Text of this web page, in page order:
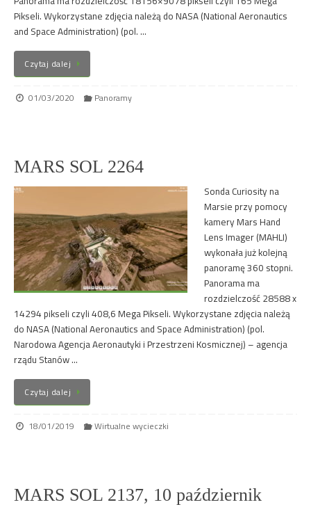
Pikseli. Wykorzystane zdjęcia należą do NASA (National Aeronautics
and Space Administration) (pol. …
Czytaj dalej
01/03/2020 Panoramy
MARS SOL 2264
Sonda Curiosity na
Marsie przy pomocy
kamery Mars Hand
Lens Imager (MAHLI)
wykonała już kolejną
panoramę 360 stopni.
Panorama ma
rozdzielczość 28588 x
14294 pikseli czyli 408,6 Mega Pikseli. Wykorzystane zdjęcia należą
do NASA (National Aeronautics and Space Administration) (pol.
Narodowa Agencja Aeronautyki i Przestrzeni Kosmicznej) – agencja
rządu Stanów …
Czytaj dalej
18/01/2019 Wirtualne wycieczki
MARS SOL 2137, 10 październik